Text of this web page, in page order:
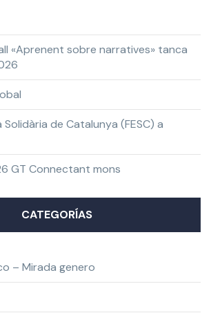
«Aprenent sobre narratives» tanca
Solidària de Catalunya (FESC) a
GT Connectant mons
CATEGORÍAS
– Mirada genero